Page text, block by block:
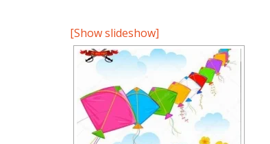
[Show slideshow]